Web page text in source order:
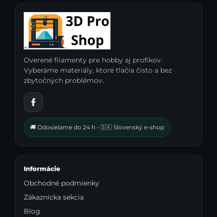
Overené filamenty pre hobby aj profíkov.
Vyberáme materiály, ktoré tlačia čisto a bez
zbytočných problémov.
🚚 Odosielame do 24 h • 🇸🇰 Slovenský e-shop
Informácie
Obchodné podmienky
Zákaznícka sekcia
Blog